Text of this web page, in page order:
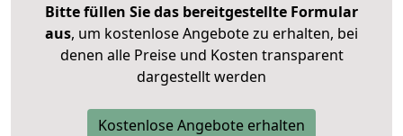
Bitte füllen Sie das bereitgestellte Formular
aus, um kostenlose Angebote zu erhalten, bei
denen alle Preise und Kosten transparent
dargestellt werden
Kostenlose Angebote erhalten